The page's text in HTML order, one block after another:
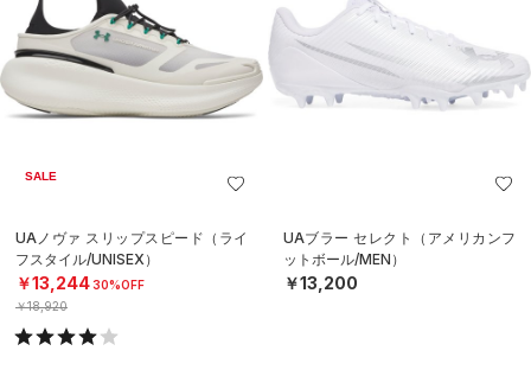
SALE
UAノヴァ スリップスピード（ライ
フスタイル/UNISEX）
￥13,24430%OFF
￥18,920
UAブラー セレクト（アメリカンフ
ットボール/MEN）
￥13,200